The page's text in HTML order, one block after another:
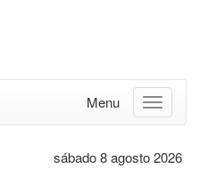
Menu
sábado 8 agosto 2026